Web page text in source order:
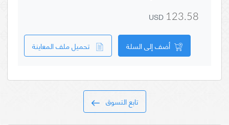
USD 123.58
أضف إلى السلة تحميل ملف المعاينة
تابع التسوق